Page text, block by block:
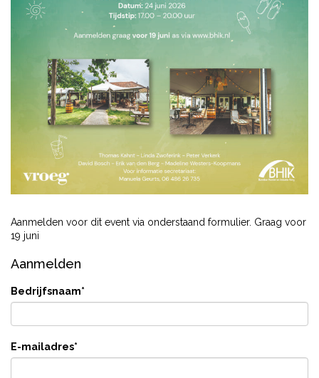
Aanmelden voor dit event via onderstaand formulier. Graag voor
19 juni
Aanmelden
Bedrijfsnaam*
E-mailadres*